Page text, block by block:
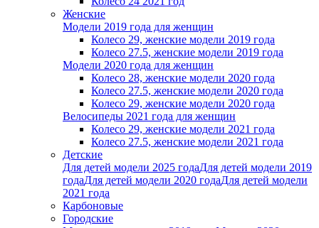
Женскиe
Модели 2019 года для женщин
Колесо 29, женские модели 2019 года
Колесо 27.5, женские модели 2019 года
Модели 2020 года для женщин
Колесо 28, женские модели 2020 года
Колесо 27.5, женские модели 2020 года
Колесо 29, женские модели 2020 года
Велосипеды 2021 года для женщин
Колесо 29, женские модели 2021 года
Колесо 27.5, женские модели 2021 года
Детские
Для детей модели 2025 годаДля детей модели 2019
годаДля детей модели 2020 годаДля детей модели
2021 года
Карбоновые
Городские